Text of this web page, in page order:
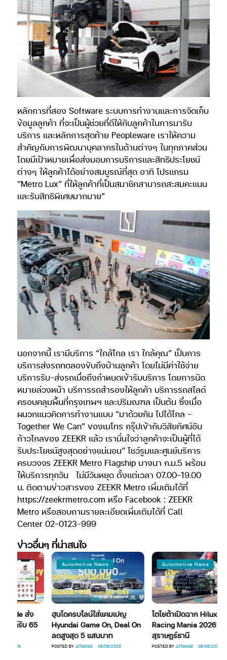
หลักการที่สอง Software ระบบการทำงานและการจัดเก็บ
ข้อมูลลูกค้า ที่จะเป็นผู้ช่วยที่ดีให้กับลูกค้าในการมารับ
บริการ และหลักการสุดท้าย Peopleware เราให้ความ
สำคัญกับการพัฒนาบุคลากรในด้านต่างๆ ในทุกภาคส่วน
โดยมีเป้าหมายเพื่อส่งมอบการบริการและสิทธิประโยชน์
ต่างๆ ให้ลูกค้าได้อย่างสมบูรณ์ที่สุด อาทิ โปรแกรม
“Metro Lux” ที่ให้ลูกค้าที่เป็นสมาชิกสามารถสะสมคะแนน
และรับสิทธิพิเศษมากมาย”
นอกจากนี้ เรามีบริการ “ใกล้ไกล เรา ใกล้คุณ” เป็นการ
บริการส่งรถทดลองขับถึงบ้านลูกค้า โดยไม่มีค่าใช้จ่าย
บริการรับ-ส่งรถเมื่อถึงกำหนดเข้ารับบริการ โดยการนัด
หมายล่วงหน้า บริการรถสำรองให้ลูกค้า บริการรถสไลด์
ครอบคลุมพื้นที่กรุงเทพฯ และปริมณฑล เป็นต้น ซึ่งเมื่อ
ผนวกแนวคิดการทำงานแบบ “มาด้วยกัน ไปได้ไกล –
Together We Can” ของเมโทร กรุ๊ปเข้ากับวิสัยทัศน์อัน
ก้าวไกลของ ZEEKR แล้ว เรามั่นใจว่าลูกค้าจะเป็นผู้ที่ได้
รับประโยชน์สูงสุดอย่างแน่นอน” โชว์รูมและศูนย์บริการ
ครบวงจร ZEEKR Metro Flagship บางนา ก.ม.5 พร้อม
ให้บริการทุกวัน ไม่มีวันหยุด ตั้งแต่เวลา 07.00-19.00
น. ติดตามข่าวสารของ ZEEKR Metro เพิ่มเติมได้ที่
https://zeekrmetro.com หรือ Facebook : ZEEKR
Metro หรือสอบถามรายละเอียดเพิ่มเติมได้ที่ Call
Center 02-0123-999
ข่าวอื่นๆ ที่น่าสนใจ
ส่ง
ด์รับ 65
Automotive News
ฮุนไดครบไลน์ใส่แคมเปญ
Hyundai Game On, Deal On
ลดสูงสุด 5 แสนบาท
POSTED BYJUTAMAS 06/08/2026
Automotive News
โตโยต้าเปิดฉาก Hilux Revo
Racing Mania 2026
สุราษฎร์ธานี
POSTED BYJUTAMAS 05/08/2026